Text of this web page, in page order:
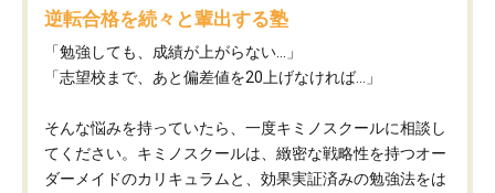
逆転合格を続々と輩出する塾
「勉強しても、成績が上がらない…」
「志望校まで、あと偏差値を20上げなければ…」
そんな悩みを持っていたら、一度キミノスクールに相談し
てください。キミノスクールは、緻密な戦略性を持つオー
ダーメイドのカリキュラムと、効果実証済みの勉強法をは